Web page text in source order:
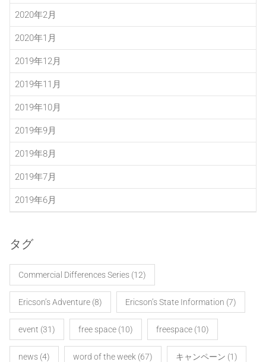
2020年2月
2020年1月
2019年12月
2019年11月
2019年10月
2019年9月
2019年8月
2019年7月
2019年6月
タグ
Commercial Differences Series(12)
Ericson’s Adventure(8) Ericson’s State Information (7)
event (31) free space(10) freespace(10)
news(4) word of the week (67) キャンペーン (1)